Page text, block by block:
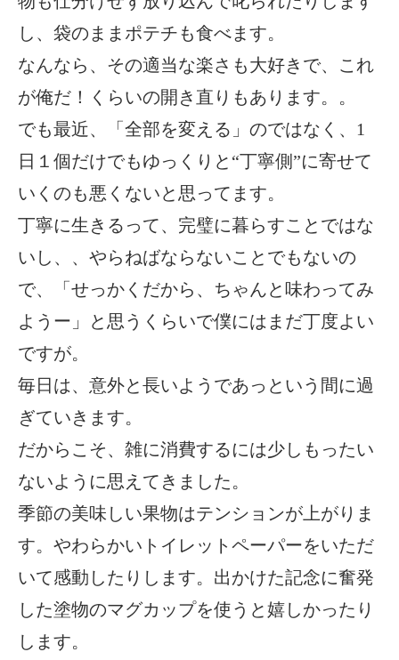
し、袋のままポテチも食べます。
なんなら、その適当な楽さも大好きで、これ
が俺だ！くらいの開き直りもあります。。
でも最近、「全部を変える」のではなく、1
日１個だけでもゆっくりと“丁寧側”に寄せて
いくのも悪くないと思ってます。
丁寧に生きるって、完璧に暮らすことではな
いし、、やらねばならないことでもないの
で、「せっかくだから、ちゃんと味わってみ
ようー」と思うくらいで僕にはまだ丁度よい
ですが。
毎日は、意外と長いようであっという間に過
ぎていきます。
だからこそ、雑に消費するには少しもったい
ないように思えてきました。
季節の美味しい果物はテンションが上がりま
す。やわらかいトイレットペーパーをいただ
いて感動したりします。出かけた記念に奮発
した塗物のマグカップを使うと嬉しかったり
します。